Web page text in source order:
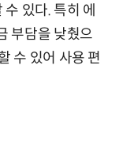
있다. 특히 에
부담을 낮췄으
수 있어 사용 편